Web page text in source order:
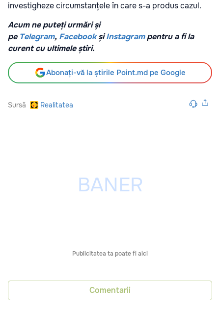
investigheze circumstanțele în care s-a produs cazul.
Acum ne puteți urmări și
pe Telegram, Facebook șiInstagrampentru a fi la
curent cu ultimele știri.
Abonați-vă la știrile Point.md pe Google
Sursă Realitatea
Publicitatea ta poate fi aici
Comentarii